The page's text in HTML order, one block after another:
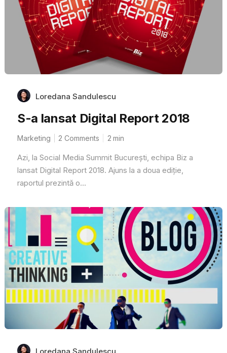
Loredana Sandulescu
S-a lansat Digital Report 2018
Marketing 2 Comments 2 min
Azi, la Social Media Summit București, echipa Biz a
lansat Digital Report 2018. Ajuns la a doua ediție,
raportul prezintă o...